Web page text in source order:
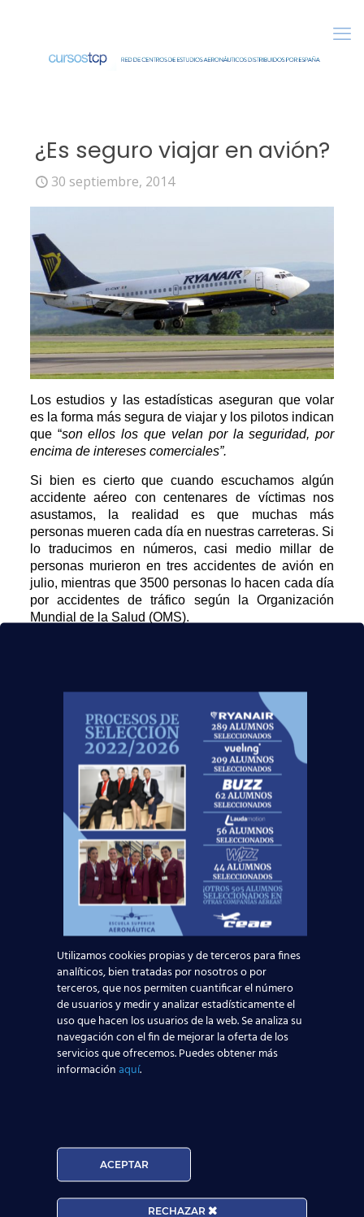
¿Es seguro viajar en avión?
30 septiembre, 2014
Los estudios y las estadísticas aseguran que volar
es la forma más segura de viajar y los pilotos indican
que “son ellos los que velan por la seguridad, por
encima de intereses comerciales”.
Si bien es cierto que cuando escuchamos algún
accidente aéreo con centenares de víctimas nos
asustamos, la realidad es que muchas más
personas mueren cada día en nuestras carreteras. Si
lo traducimos en números, casi medio millar de
personas murieron en tres accidentes de avión en
julio, mientras que 3500 personas lo hacen cada día
por accidentes de tráfico según la Organización
Mundial de la Salud (OMS).
aeronaves, sino también formando a los pilotos y
auxiliares de vuelo, invirtiendo en seguridad y
prevención.
El portavoz del Colegio Oficial de Pilotos de
Aviación Comercial, Broja Díaz Capelli indica que
momento más crítico es el despegue, y que un ave
que se introduzca en el motor, una avería o un
incendio son cosas que se pueden solucionar sin
más incidencias.
¿Sabías que hay listas negras de compañías aéreas
por fallos de seguridad que no tienen autorización
para volar sobre UE? Entre ellas se encuentran las
de Nepal, Libia, Guinea Ecuatorial o Afganistán, y el
fueron por compañías africanas.
Más detalles e información enTe Interesa.
Por eso, tanto pilotos como Tripulantes de Cabina
de Pasajeros y Técnicos de Operaciones
Aeronáuticas o Agentes de Handling tienen una
formación importante y específica, cada vez más
acuerdo a la normativa para que dispongan de la
Utilizamos cookies propias y de terceros para fines
analíticos, bien tratadas por nosotros o por
terceros, que nos permiten cuantificar el número
de usuarios y medir y analizar estadísticamente el
uso que hacen los usuarios de la web. Se analiza su
navegación con el fin de mejorar la oferta de los
servicios que ofrecemos. Puedes obtener más
informaciónaquí.
ACEPTAR
RECHAZAR